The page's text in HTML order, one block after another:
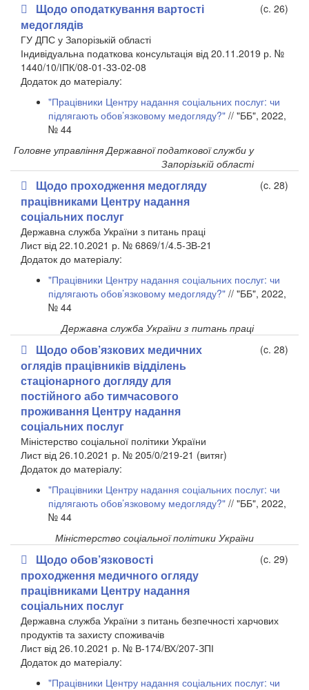
Щодо оподаткування вартості
медоглядів
(c. 26)
ГУ ДПС у Запорізькій області
Індивідуальна податкова консультація від 20.11.2019 р. №
1440/10/ІПК/08-01-33-02-08
​Додаток до матеріалу:
"Працівники Центру надання соціальних послуг: чи
підлягають обов’язковому медогляду?" // "ББ", 2022,
№ 44
Головне управління Державної податкової служби у
Запорізькій області
Щодо проходження медогляду
працівниками Центру надання
соціальних послуг
(c. 28)
Державна служба України з питань праці
Лист від 22.10.2021 р. № 6869/1/4.5-ЗВ-21
​Додаток до матеріалу:
"Працівники Центру надання соціальних послуг: чи
підлягають обов’язковому медогляду?" // "ББ", 2022,
№ 44
Державна служба України з питань праці
Щодо обов’язкових медичних
оглядів працівників відділень
стаціонарного догляду для
постійного або тимчасового
проживання Центру надання
соціальних послуг
(c. 28)
Міністерство соціальної політики України
Лист від 26.10.2021 р. № 205/0/219-21 (витяг)
Додаток до матеріалу:
"Працівники Центру надання соціальних послуг: чи
підлягають обов’язковому медогляду?" // "ББ", 2022,
№ 44
Міністерство соціальної політики України
Щодо обов’язковості
проходження медичного огляду
працівниками Центру надання
соціальних послуг
(c. 29)
Державна служба України з питань безпечності харчових
продуктів та захисту споживачів
Лист від 26.10.2021 р. № В-174/ВХ/207-ЗПІ
​Додаток до матеріалу:
"Працівники Центру надання соціальних послуг: чи